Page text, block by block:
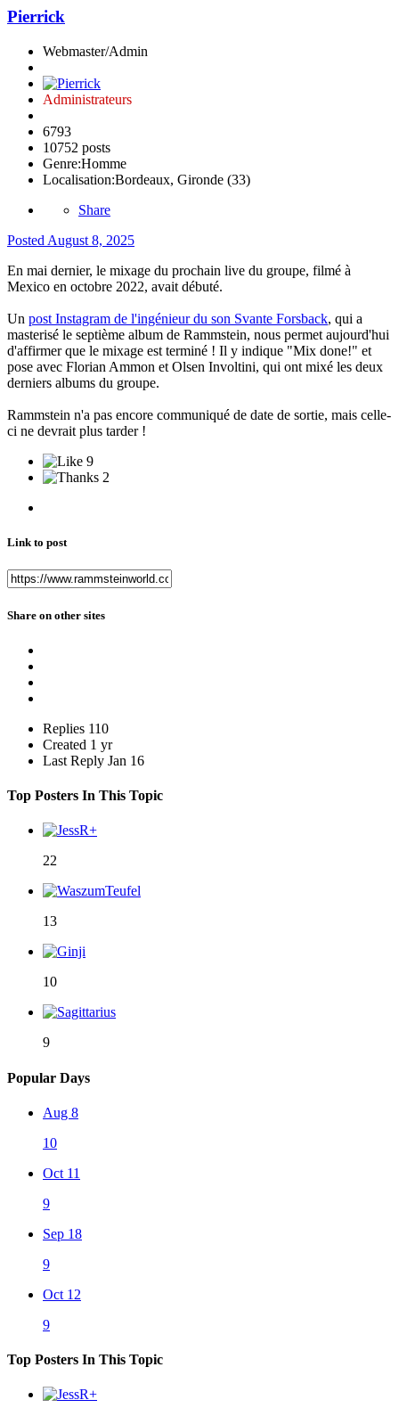
Pierrick
Webmaster/Admin
Administrateurs
6793
10752 posts
Genre:Homme
Localisation:Bordeaux, Gironde (33)
Share
Posted August 8, 2025
En mai dernier, le mixage du prochain live du groupe, filmé à
Mexico en octobre 2022, avait débuté.
Un post Instagram de l'ingénieur du son Svante Forsback, qui a
masterisé le septième album de Rammstein, nous permet aujourd'hui
d'affirmer que le mixage est terminé ! Il y indique
Mix done!
et
pose avec Florian Ammon et Olsen Involtini, qui ont mixé les deux
derniers albums du groupe.
Rammstein n'a pas encore communiqué de date de sortie, mais celle-
ci ne devrait plus tarder !
9
2
Link to post
Share on other sites
Replies 110
Created 1 yr
Last Reply Jan 16
Top Posters In This Topic
22
13
10
9
Popular Days
Aug 8
10
Oct 11
9
Sep 18
9
Oct 12
9
Top Posters In This Topic